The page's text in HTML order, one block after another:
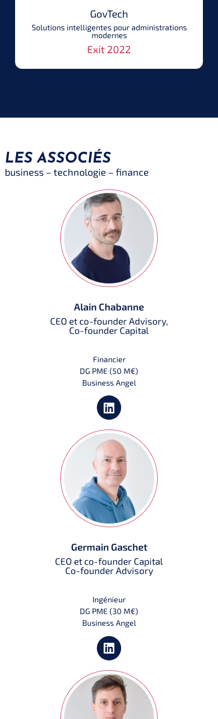
GovTech
Solutions intelligentes pour administrations
modernes
Exit 2022
LES ASSOCIÉS
business – technologie – finance
Alain Chabanne
CEO et co-founder Advisory,
Co-founder Capital
Financier
DG PME (50 M€)
Business Angel
Germain Gaschet
CEO et co-founder Capital
Co-founder Advisory
Ingénieur
DG PME (30 M€)
Business Angel